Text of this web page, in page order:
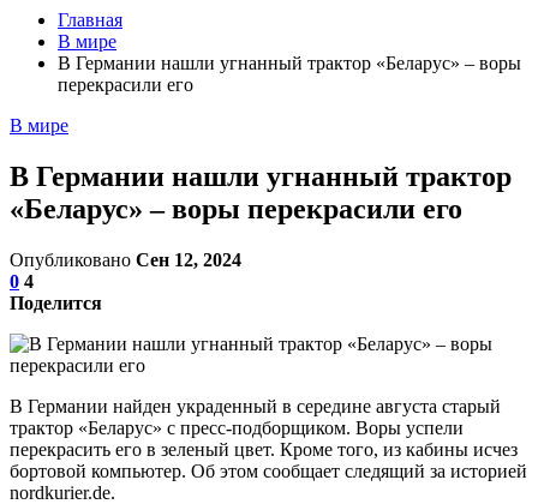
Главная
В мире
В Германии нашли угнанный трактор «Беларус» – воры
перекрасили его
В мире
В Германии нашли угнанный трактор
«Беларус» – воры перекрасили его
Опубликовано Сен 12, 2024
0 4
Поделится
В Германии найден украденный в середине августа старый
трактор «Беларус» с пресс-подборщиком. Воры успели
перекрасить его в зеленый цвет. Кроме того, из кабины исчез
бортовой компьютер. Об этом сообщает следящий за историей
nordkurier.de.